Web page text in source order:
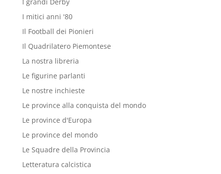
I grandi Derby
I mitici anni '80
Il Football dei Pionieri
Il Quadrilatero Piemontese
La nostra libreria
Le figurine parlanti
Le nostre inchieste
Le province alla conquista del mondo
Le province d'Europa
Le province del mondo
Le Squadre della Provincia
Letteratura calcistica